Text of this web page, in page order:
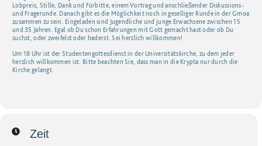
Lobpreis, Stille, Dank und Fürbitte, einem Vortrag und anschließender Diskussions-
und Fragerunde. Danach gibt es die Möglichkeit noch in geselliger Runde in der Gmoa
zusammen zu sein. Eingeladen sind Jugendliche und junge Erwachsene zwischen 15
und 35 Jahren. Egal ob Du schon Erfahrungen mit Gott gemacht hast oder ob Du
suchst, oder zweifelst oder haderst. Sei herzlich willkommen!
Um 18 Uhr ist der Studentengottesdienst in der Universitätskirche, zu dem jeder
herzlich willkommen ist. Bitte beachten Sie, dass man in die Krypta nur durch die
Kirche gelangt.
Zeit